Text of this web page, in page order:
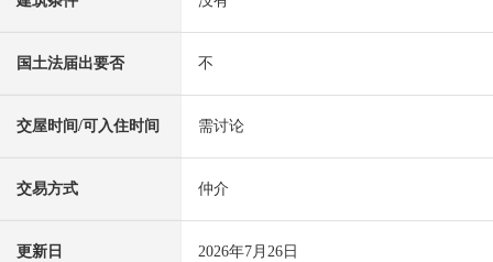
国土法届出要否 不
交屋时间/可入住时间 需讨论
交易方式 仲介
更新日 2026年7月26日